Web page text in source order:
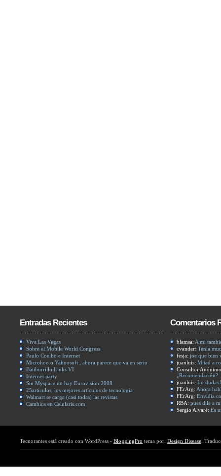
Entradas Recientes
Viva Las Vegas
Sobre el Mobile World Congress
Paulo Coelho e Internet
Microhoo o Yahoosoft , ahora parece que va en serio
Batiburrillo Links VI
Internet party
Sin Myspace no hay Eurovision 2008
25articulos, los mejores artículos de tecnología
Walmart se carga (casi todas) las revistas
Cambios en Celularis.com
Comentarios
blamsa: A mi
cvander: Tenía
fesja: joe que bien
juanluis: Mitad a
Consultor
¿Recomendación?
juanluis: Lo dudas
FErArg: Ahora
FErArg: Envidia
RBA: pues dile a
Sergio Alvaré: Es
Tecnorantes está creado con WordPress - BloggingPro tema por: Design Disease .